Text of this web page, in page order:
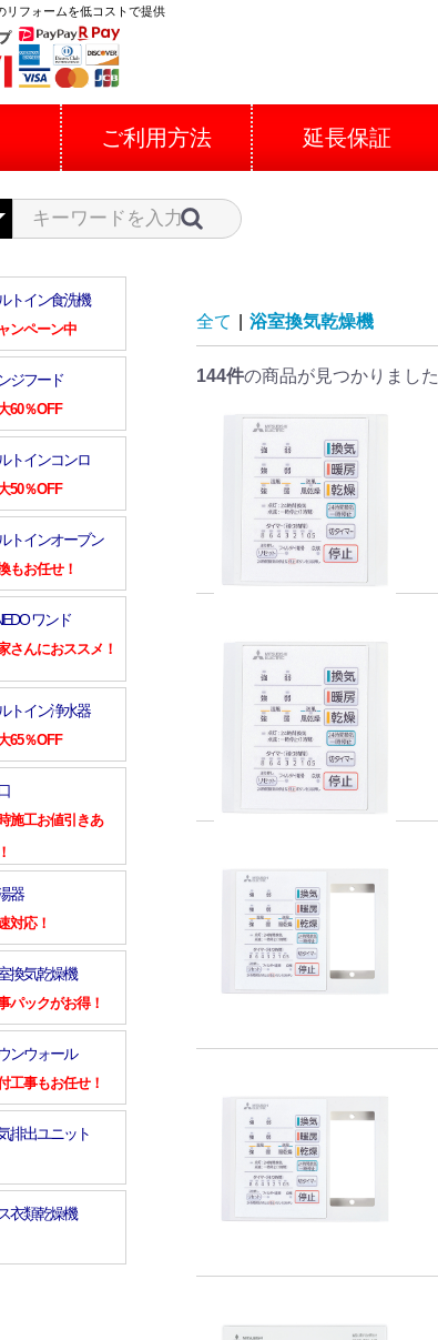
リフォームを低コストで提供
ご利用方法 延長保証
トイン食洗機
ンペーン中
ジフード
60％OFF
トインコンロ
50％OFF
トインオーブン
もお任せ！
ワンド
さんにおススメ！
トイン浄水器
65％OFF
施工お値引きあ
器
対応！
換気乾燥機
パックがお得！
ンウォール
工事もお任せ！
排出ユニット
衣類乾燥機
全て 浴室換気乾燥機
144件の商品が見つかりました